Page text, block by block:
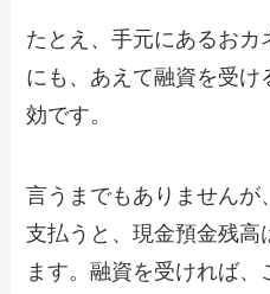
たとえ、手元にあるおカ
にも、あえて融資を受
効です。
言うまでもありませんが
支払うと、現金預金残高
ます。融資を受ければ、